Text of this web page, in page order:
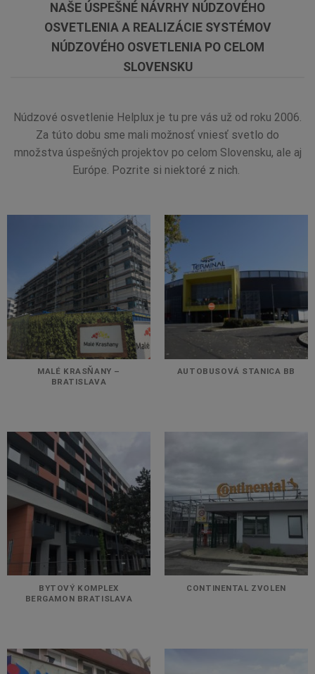
NAŠE ÚSPEŠNÉ NÁVRHY NÚDZOVÉHO
OSVETLENIA A REALIZÁCIE SYSTÉMOV
NÚDZOVÉHO OSVETLENIA PO CELOM
SLOVENSKU
Núdzové osvetlenie Helplux je tu pre vás už od roku 2006.
Za túto dobu sme mali možnosť vniesť svetlo do
množstva úspešných projektov po celom Slovensku, ale aj
Európe. Pozrite si niektoré z nich.
MALÉ KRASŇANY –
BRATISLAVA
AUTOBUSOVÁ STANICA BB
BYTOVÝ KOMPLEX
BERGAMON BRATISLAVA
CONTINENTAL ZVOLEN